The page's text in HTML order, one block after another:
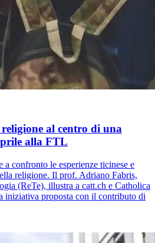
al centro di una
alla FTL
a confronto le esperienze ticinese e
religione. Il prof. Adriano Fabris,
(ReTe), illustra a catt.ch e Catholica
iniziativa proposta con il contributo di